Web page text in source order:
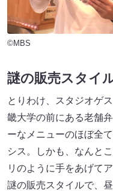
©MBS
謎の販売スタイ
とりわけ、スタジオゲ
畿大学の前にある老舗
ーなメニューのほぼ全
シス。しかも、なんと
リのように手をあげて
謎の販売スタイルで、